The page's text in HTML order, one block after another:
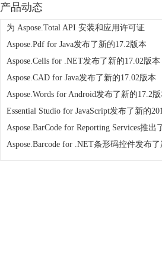
产品动态
为 Aspose.Total API 安装和应用许可证
Aspose.Pdf for Java发布了新的17.2版本
Aspose.Cells for .NET发布了新的17.02版本
Aspose.CAD for Java发布了新的17.02版本
Aspose.Words for Android发布了新的17.2
Essential Studio for JavaScript发布了新的
Aspose.BarCode for Reporting Services推出
Aspose.Barcode for .NET条形码控件发布